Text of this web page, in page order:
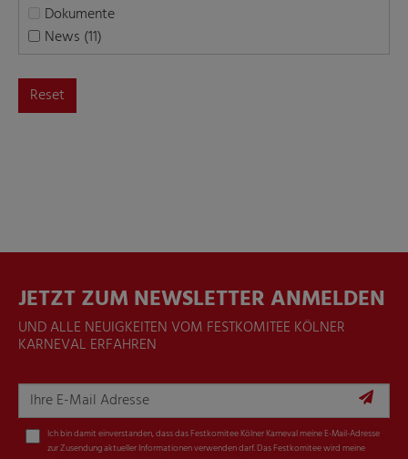
Dokumente
News (11)
Reset
JETZT ZUM NEWSLETTER ANMELDEN
UND ALLE NEUIGKEITEN VOM FESTKOMITEE KÖLNER
KARNEVAL ERFAHREN
Ich bin damit einverstanden, dass das Festkomitee Kölner Karneval meine E-Mail-Adresse
zur Zusendung aktueller Informationen verwenden darf. Das Festkomitee wird meine